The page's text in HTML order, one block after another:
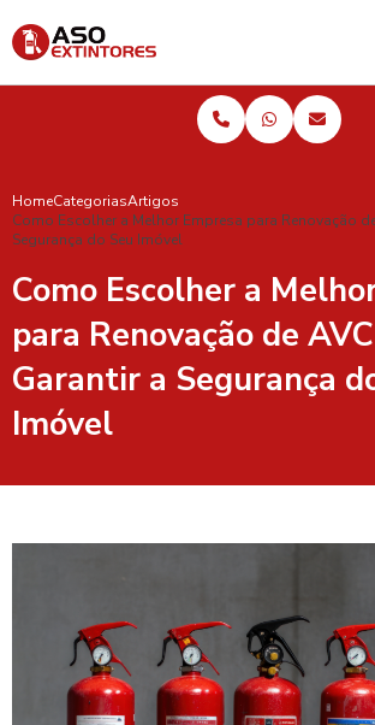
HomeCategoriasArtigos
Como Escolher a Melhor Empresa para Renovação
Segurança do Seu Imóvel
Como Escolher a
para Renovação de
Garantir a Segurança
Imóvel